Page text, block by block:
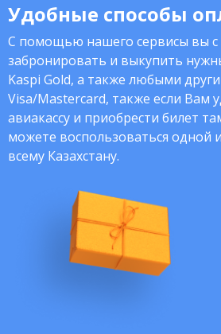
Удобные способы
С помощью нашего сервисы вы с
забронировать и выкупить
Kaspi Gold, а также любыми
Visa/Mastercard, также если Вам
авиакассу и приобрести билет
можете воспользоваться одной
всему Казахстану.